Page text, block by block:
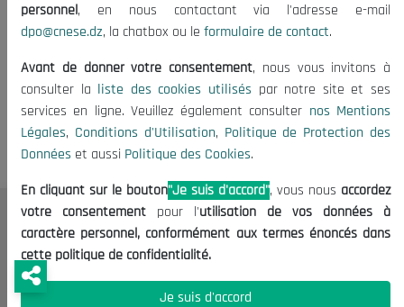
Le CNESE
A Propos
personnel, en nous contactant via l'adresse e-mail
dpo@cnese.dz, la chatbox ou le formulaire de contact.
Avant de donner votre consentement, nous vous invitons à
consulter la liste des cookies utilisés par notre site et ses
services en ligne. Veuillez également consulter nos Mentions
Légales, Conditions d'Utilisation, Politique de Protection des
Données et aussi Politique des Cookies.
En cliquant sur le bouton"Je suis d'accord", vous nous accordez
votre consentement pour l'utilisation de vos données à
caractère personnel, conformément aux termes énoncés dans
cette politique de confidentialité.
Je suis d'accord